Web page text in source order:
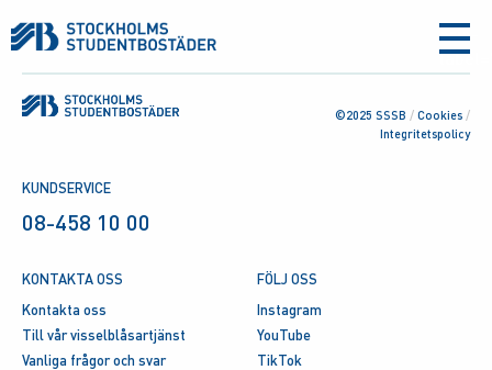
aria-
©2025 SSSB / Cookies /
Integritetspolicy
KUNDSERVICE
08-458 10 00
KONTAKTA OSS
Kontakta oss
Till vår visselblåsartjänst
Vanliga frågor och svar
FÖLJ OSS
Instagram
YouTube
TikTok